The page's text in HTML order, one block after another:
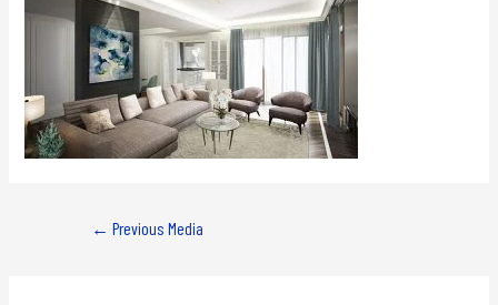
← Previous Media